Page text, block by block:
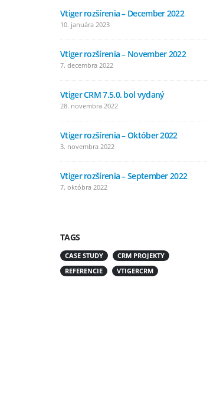
Vtiger rozšírenia – December 2022
10. januára 2023
Vtiger rozšírenia – November 2022
7. decembra 2022
Vtiger CRM 7.5.0. bol vydaný
28. novembra 2022
Vtiger rozšírenia – Október 2022
3. novembra 2022
Vtiger rozšírenia – September 2022
7. októbra 2022
TAGS
CASE STUDY
CRM PROJEKTY
REFERENCIE
VTIGERCRM